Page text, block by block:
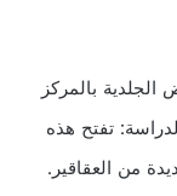
بالمركز
تفتح هذه
من العقاقير.